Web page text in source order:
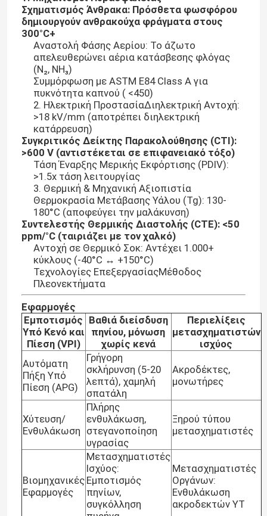
Σπίτι
Προϊόντα
Σχηματισμός Άνθρακα: Πρόσθετα φωσφόρου
δημιουργούν ανθρακούχα φράγματα στους
300°C+
Αναστολή Φάσης Αερίου: Το άζωτο
απελευθερώνει αέρια κατάσβεσης φλόγας
(N₂, NH₃)
Συμμόρφωση με ASTM E84 Class A για
πυκνότητα καπνού ( <450)
2. Ηλεκτρική ΠροστασίαΔιηλεκτρική Αντοχή:
>18 kV/mm (αποτρέπει διηλεκτρική
κατάρρευση)
Συγκριτικός Δείκτης Παρακολούθησης (CTI):
>600 V (αντιστέκεται σε επιφανειακό τόξο)
Τάση Έναρξης Μερικής Εκφόρτισης (PDIV):
>1.5x τάση λειτουργίας
3. Θερμική & Μηχανική Αξιοπιστία
Θερμοκρασία Μετάβασης Υάλου (Tg): 130-
180°C (αποφεύγει την μαλάκυνση)
Συντελεστής Θερμικής Διαστολής (CTE): <50
ppm/°C (ταιριάζει με τον χαλκό)
Αντοχή σε Θερμικό Σοκ: Αντέχει 1.000+
κύκλους (-40°C ↔ +150°C)
Τεχνολογίες ΕπεξεργασίαςΜέθοδος
Πλεονεκτήματα
Εφαρμογές
Εμποτισμός
Υπό Κενό και
Πίεση (VPI)
Βαθιά διείσδυση
πηνίου, μόνωση
χωρίς κενά
Περιελίξεις
μετασχηματιστών
ισχύος
Αυτόματη
Πήξη Υπό
Πίεση (APG)
Γρήγορη
σκλήρυνση (5-20
λεπτά), χαμηλή
σπατάλη
Ακροδέκτες,
μονωτήρες
Χύτευση/
Ενθυλάκωση
Πλήρης
ενθυλάκωση,
στεγανοποίηση
υγρασίας
Ξηρού τύπου
μετασχηματιστές
Βιομηχανικές
Εφαρμογές
Μετασχηματιστές
Ισχύος:
Εμποτισμός
πηνίων,
συγκόλληση
Μετασχηματιστές
Οργάνων:
Ενθυλάκωση
ακροδεκτών ΥΤ